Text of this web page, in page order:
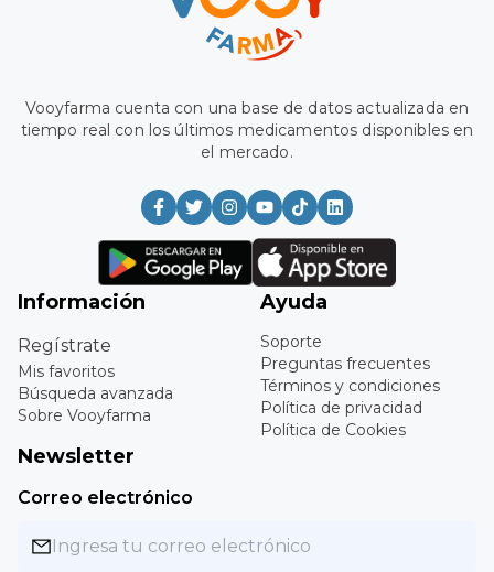
Vooyfarma cuenta con una base de datos actualizada en
tiempo real con los últimos medicamentos disponibles en
el mercado.
Información
Regístrate
Mis favoritos
Búsqueda avanzada
Sobre Vooyfarma
Ayuda
Soporte
Preguntas frecuentes
Términos y condiciones
Política de privacidad
Política de Cookies
Newsletter
Correo electrónico